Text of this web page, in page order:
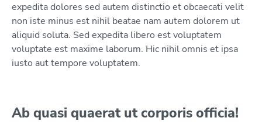
expedita dolores sed autem distinctio et obcaecati velit
non iste minus est nihil beatae nam autem dolorem ut
aliquid soluta. Sed expedita libero est voluptatem
voluptate est maxime laborum. Hic nihil omnis et ipsa
iusto aut tempore voluptatem.
Ab quasi quaerat ut corporis officia!